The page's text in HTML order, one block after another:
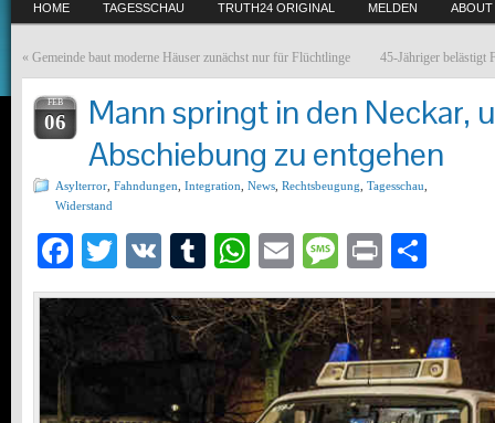
HOME TAGESSCHAU TRUTH24 ORIGINAL MELDEN ABOUT
« Gemeinde baut moderne Häuser zunächst nur für Flüchtlinge 45-Jähriger belästigt
FEB
06
Mann springt in den Neckar,
Abschiebung zu entgehen
Asylterror Fahndungen Integration News Rechtsbeugung Tagesschau
Widerstand
Facebook
Twitter
VK Tumblr
WhatsApp
EmailMessage
Print